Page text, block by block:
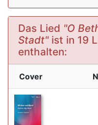
Das Lied "O
Stadt"ist in 19
enthalten:
Cover